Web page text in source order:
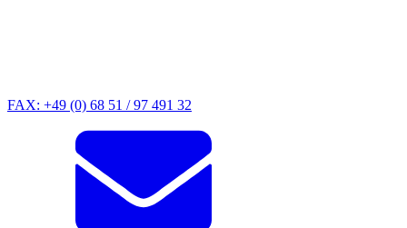
FAX: +49 (0) 68 51 / 97 491 32